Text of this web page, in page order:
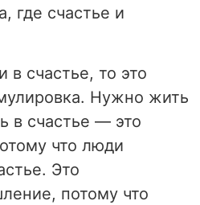
где счастье и
в счастье, то это
Нужно жить
в счастье — это
что люди
Это
потому что